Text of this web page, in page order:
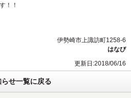
！！
伊勢崎市上諏訪町1258-6
はなび
更新日:2018/06/16
らせ一覧に戻る